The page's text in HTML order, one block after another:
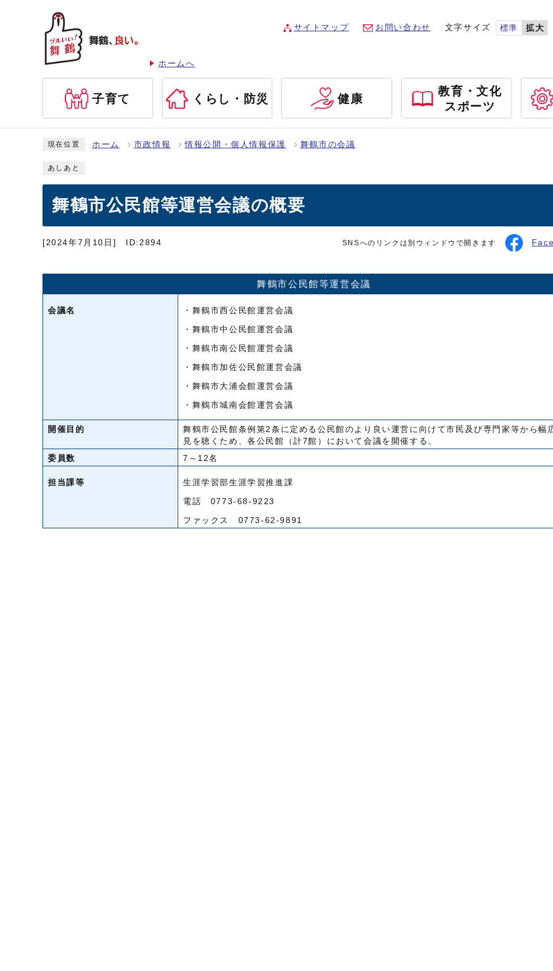
ホームへ
サイトマップ お問い合わせ 文字サイズ 標準 拡大
子育て くらし・防災 健康
教育・文化
スポーツ
現在位置 ホーム 市政情報 情報公開・個人情報保護 舞鶴市の会議
あしあと
舞鶴市公民館等運営会議の概要
[2024年7月10日] ID:2894 SNSへのリンクは別ウィンドウで開きます
舞鶴市公民館等運営会議
会議名 ・舞鶴市西公民館運営会議
・舞鶴市中公民館運営会議
・舞鶴市南公民館運営会議
・舞鶴市加佐公民館運営会議
・舞鶴市大浦会館運営会議
・舞鶴市城南会館運営会議
開催目的
舞鶴市公民館条例第2条に定める公民館のより良い運営に向けて市民及び専門家等から幅
見を聴くため、各公民館（計7館）において会議を開催する。
委員数
7～12名
担当課等 生涯学習部生涯学習推進課
電話 0773-68-9223
ファックス 0773-62-9891